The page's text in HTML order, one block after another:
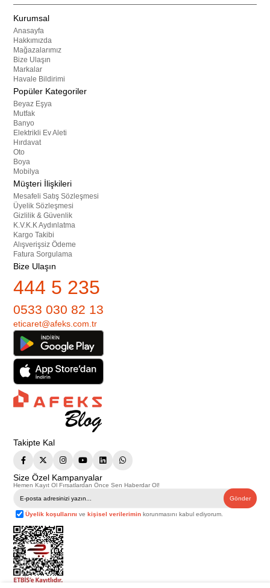
Kurumsal
Anasayfa
Hakkımızda
Mağazalarımız
Bize Ulaşın
Markalar
Havale Bildirimi
Popüler Kategoriler
Beyaz Eşya
Mutfak
Banyo
Elektrikli Ev Aleti
Hırdavat
Oto
Boya
Mobilya
Müşteri İlişkileri
Mesafeli Satış Sözleşmesi
Üyelik Sözleşmesi
Gizlilik & Güvenlik
K.V.K.K Aydınlatma
Kargo Takibi
Alışverişsiz Ödeme
Fatura Sorgulama
Bize Ulaşın
444 5 235
0533 030 82 13
eticaret@afeks.com.tr
Takipte Kal
Size Özel Kampanyalar
Hemen Kayıt Ol Fırsatlardan Önce Sen Haberdar Ol!
Gönder
Üyelik koşullarını vekişisel verilerimin korunmasını kabul ediyorum.